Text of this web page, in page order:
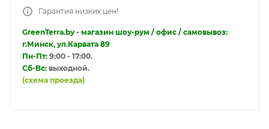
Гарантия низких цен!
GreenTerra.by - магазин шоу-рум / офис / самовывоз:
г.Минск, ул.Карвата 89
Пн-Пт: 9:00 - 17:00.
Сб-Вс: выходной.
(схема проезда)